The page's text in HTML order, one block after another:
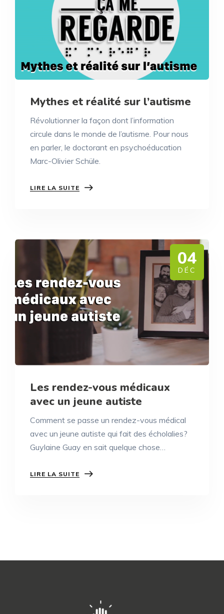
Mythes et réalité sur l’autisme
Révolutionner la façon dont l’information
circule dans le monde de l’autisme. Pour nous
en parler, le doctorant en psychoéducation
Marc-Olivier Schüle.
LIRE LA SUITE
04
DÉC
Les rendez-vous médicaux
avec un jeune autiste
Comment se passe un rendez-vous médical
avec un jeune autiste qui fait des écholalies?
Guylaine Guay en sait quelque chose…
LIRE LA SUITE